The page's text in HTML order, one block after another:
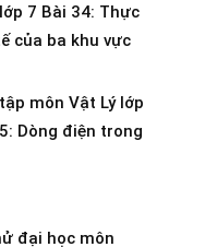
7 Bài 34: Thực
của ba khu vực
môn Vật Lý lớp
Dòng điện trong
đại học môn